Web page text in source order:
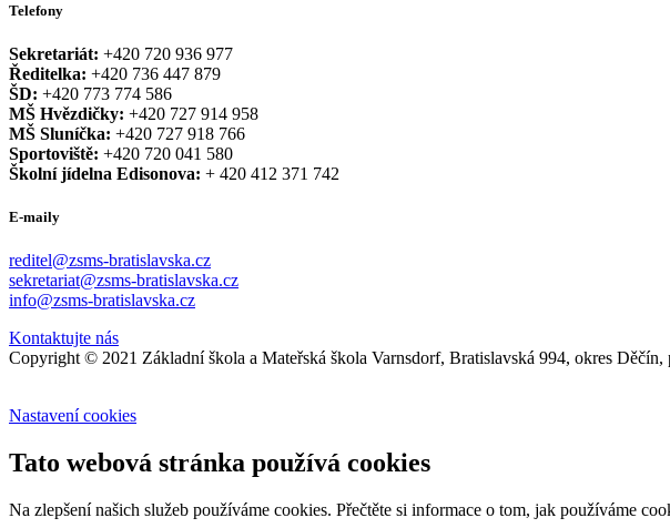
Telefony
Sekretariát: +420 720 936 977
Ředitelka: +420 736 447 879
ŠD: +420 773 774 586
MŠ Hvězdičky: +420 727 914 958
MŠ Sluníčka: +420 727 918 766
Sportoviště: +420 720 041 580
Školní jídelna Edisonova: + 420 412 371 742
E-maily
reditel@zsms-bratislavska.cz
sekretariat@zsms-bratislavska.cz
info@zsms-bratislavska.cz
Kontaktujte nás
Copyright © 2021 Základní škola a Mateřská škola Varnsdorf, Bratislavská 994, okres Děčín,
Nastavení cookies
Tato webová stránka používá cookies
Na zlepšení našich služeb používáme cookies. Přečtěte si informace o tom, jak používáme